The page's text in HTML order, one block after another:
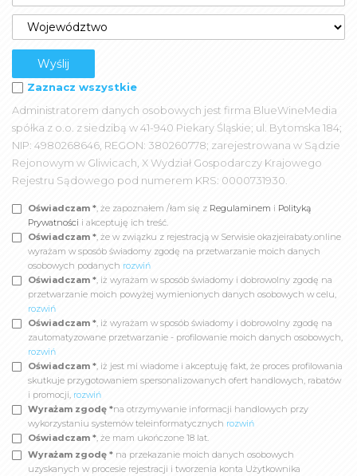
Zaznacz wszystkie
Administratorem danych osobowych jest firma BlueWineMedia
spółka z o.o. z siedzibą w 41-940 Piekary Śląskie; ul. Bytomska 184;
NIP: 4980268646, REGON: 380260778; zarejestrowana w Sądzie
Rejonowym w Gliwicach, X Wydział Gospodarczy Krajowego
Rejestru Sądowego pod numerem KRS: 0000731930.
Oświadczam *, że zapoznałem /łam się z Regulaminem i Polityką
Prywatności i akceptuję ich treść.
Oświadczam *, że w związku z rejestracją w Serwisie okazjeirabaty.online
wyrażam w sposób świadomy zgodę na przetwarzanie moich danych
osobowych podanych rozwiń
Oświadczam *, iż wyrażam w sposób świadomy i dobrowolny zgodę na
przetwarzanie moich powyżej wymienionych danych osobowych w celu,
rozwiń
Oświadczam *, iż wyrażam w sposób świadomy i dobrowolny zgodę na
zautomatyzowane przetwarzanie - profilowanie moich danych osobowych,
rozwiń
Oświadczam *, iż jest mi wiadome i akceptuję fakt, że proces profilowania
skutkuje przygotowaniem spersonalizowanych ofert handlowych, rabatów
i promocji, rozwiń
Wyrażam zgodę *na otrzymywanie informacji handlowych przy
wykorzystaniu systemów teleinformatycznych rozwiń
Oświadczam *, że mam ukończone 18 lat.
Wyrażam zgodę * na przekazanie moich danych osobowych
uzyskanych w procesie rejestracji i tworzenia konta Użytkownika